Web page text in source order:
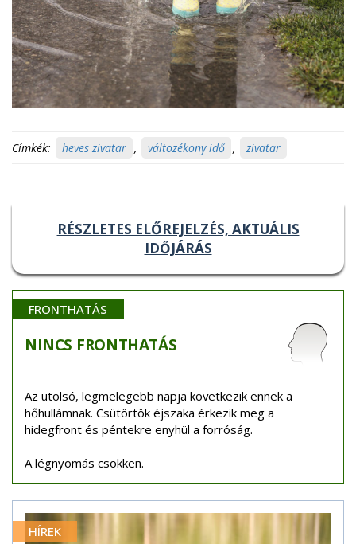
Címkék: heves zivatar , változékony idő , zivatar
RÉSZLETES ELŐREJELZÉS, AKTUÁLIS
IDŐJÁRÁS
FRONTHATÁS
NINCS FRONTHATÁS
Az utolsó, legmelegebb napja következik ennek a
hőhullámnak. Csütörtök éjszaka érkezik meg a
hidegfront és péntekre enyhül a forróság.
A légnyomás csökken.
HÍREK